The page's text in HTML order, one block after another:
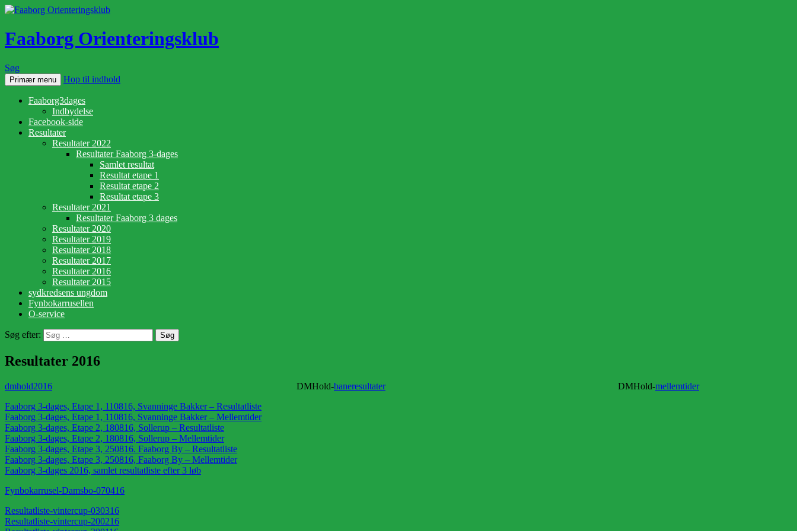
Faaborg Orienteringsklub
Søg
Primær menu Hop til indhold
Faaborg3dages
Indbydelse
Facebook-side
Resultater
Resultater 2022
Resultater Faaborg 3-dages
Samlet resultat
Resultat etape 1
Resultat etape 2
Resultat etape 3
Resultater 2021
Resultater Faaborg 3 dages
Resultater 2020
Resultater 2019
Resultater 2018
Resultater 2017
Resultater 2016
Resultater 2015
sydkredsens ungdom
Fynbokarrusellen
O-service
Søg efter:
Resultater 2016
dmhold2016 DMHold-baneresultaterDMHold-mellemtider
Faaborg 3-dages, Etape 1, 110816, Svanninge Bakker – Resultatliste
Faaborg 3-dages, Etape 1, 110816, Svanninge Bakker – Mellemtider
Faaborg 3-dages, Etape 2, 180816, Sollerup – Resultatliste
Faaborg 3-dages, Etape 2, 180816, Sollerup – Mellemtider
Faaborg 3-dages, Etape 3, 250816. Faaborg By – Resultatliste
Faaborg 3-dages, Etape 3, 250816, Faaborg By – Mellemtider
Faaborg 3-dages 2016, samlet resultatliste efter 3 løb
Fynbokarrusel-Damsbo-070416
Resultatliste-vintercup-030316
Resultatliste-vintercup-200216